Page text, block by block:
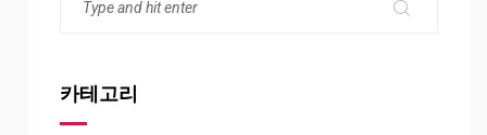
카테고리